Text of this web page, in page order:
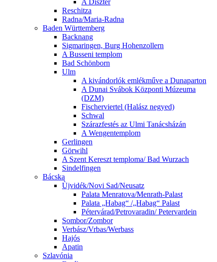
A Dísztér
Reschitza
Radna/Maria-Radna
Baden Württemberg
Backnang
Sigmaringen, Burg Hohenzollern
A Busseni templom
Bad Schönborn
Ulm
A kivándorlók emlékműve a Dunaparton
A Dunai Svábok Központi Múzeuma
(DZM)
Fischerviertel (Halász negyed)
Schwal
Szárazfestés az Ulmi Tanácsházán
A Wengentemplom
Gerlingen
Görwihl
A Szent Kereszt temploma/ Bad Wurzach
Sindelfingen
Bácska
Ùjvidék/Novi Sad/Neusatz
Palata Menratova/Menrath-Palast
Palata „Habag“ /„Habag“ Palast
Pétervárad/Petrovaradin/ Petervardein
Sombor/Zombor
Verbász/Vrbas/Werbass
Hajós
Apatin
Szlavónia